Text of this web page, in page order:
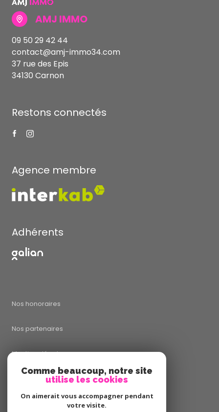
AMJ IMMO
09 50 29 42 44
contact@amj-immo34.com
37 rue des Epis
34130 Carnon
Restons connectés
Agence membre
Adhérents
Nos honoraires
Nos partenaires
Mentions légales
Comme beaucoup, notre site
utilise les cookies
On aimerait vous accompagner pendant
votre visite.